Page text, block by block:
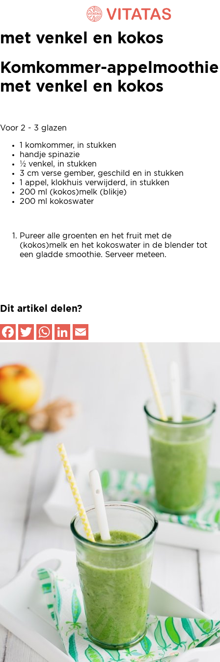
Komkommer-appelmoothie
met venkel en kokos
Komkommer-appelmoothie
met venkel en kokos
Voor 2 - 3 glazen
1 komkommer, in stukken
handje spinazie
½ venkel, in stukken
3 cm verse gember, geschild en in stukken
1 appel, klokhuis verwijderd, in stukken
200 ml (kokos)melk (blikje)
200 ml kokoswater
Pureer alle groenten en het fruit met de
(kokos)melk en het kokoswater in de blender tot
een gladde smoothie. Serveer meteen.
Dit artikel delen?